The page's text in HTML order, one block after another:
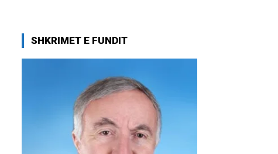
SHKRIMET E FUNDIT